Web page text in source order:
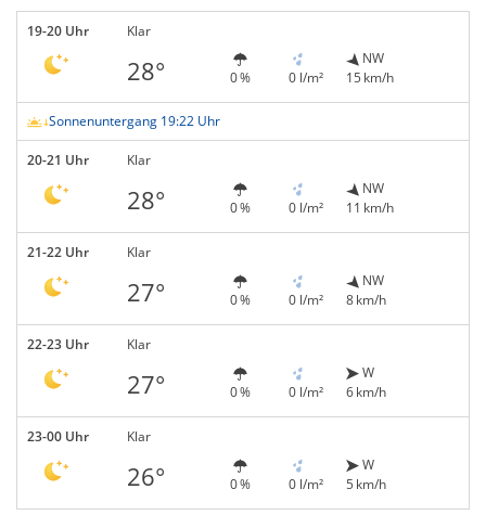
19-20 Uhr Klar
28° 0 % 0 l/m²
NW
15 km/h
Sonnenuntergang 19:22 Uhr
20-21 Uhr Klar
28° 0 % 0 l/m²
NW
11 km/h
21-22 Uhr Klar
27° 0 % 0 l/m²
NW
8 km/h
22-23 Uhr Klar
27° 0 % 0 l/m²
W
6 km/h
23-00 Uhr Klar
26° 0 % 0 l/m²
W
5 km/h